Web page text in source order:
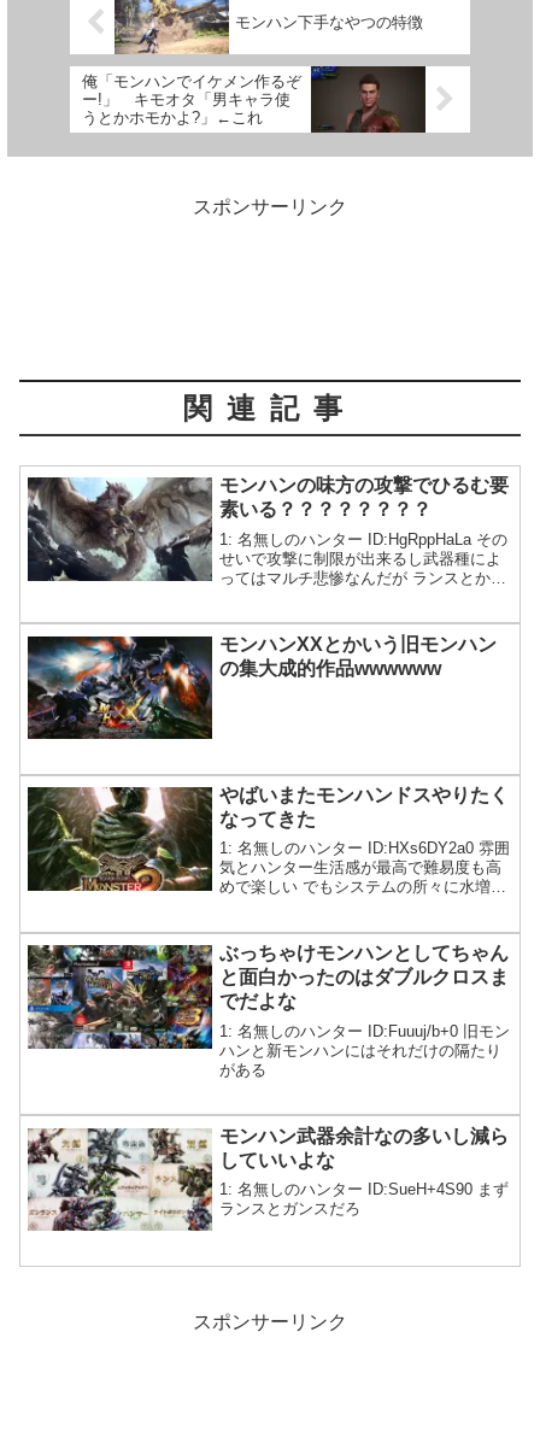
モンハン下手なやつの特徴
俺「モンハンでイケメン作るぞ
ー!」 キモオタ「男キャラ使
うとかホモかよ?」←これ
スポンサーリンク
関連記事
モンハンの味方の攻撃でひるむ要
素いる？？？？？？？？
1: 名無しのハンター ID:HgRppHaLa その
せいで攻撃に制限が出来るし武器種によ
ってはマルチ悲惨なんだが ランスとか突
モンハンXXとかいう旧モンハン
の集大成的作品wwwwww
やばいまたモンハンドスやりたく
なってきた
1: 名無しのハンター ID:HXs6DY2a0 雰囲
気とハンター生活感が最高で難易度も高
めで楽しい でもシステムの所々に水増し
そしてまたやりたくなる←今ワイ😳
ぶっちゃけモンハンとしてちゃん
と面白かったのはダブルクロスま
でだよな
1: 名無しのハンター ID:Fuuuj/b+0 旧モン
ハンと新モンハンにはそれだけの隔たり
がある
モンハン武器余計なの多いし減ら
していいよな
1: 名無しのハンター ID:SueH+4S90 まず
ランスとガンスだろ
スポンサーリンク